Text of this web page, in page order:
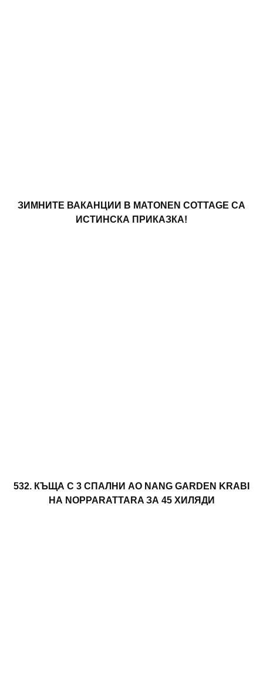
ЗИМНИТЕ ВАКАНЦИИ В MATONEN COTTAGE СА
ИСТИНСКА ПРИКАЗКА!
532. КЪЩА С 3 СПАЛНИ AO NANG GARDEN KRABI
НА NOPPARATTARA ЗА 45 ХИЛЯДИ